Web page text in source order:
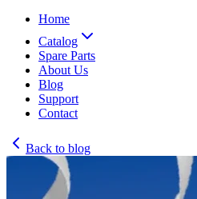
Home
Catalog
Spare Parts
About Us
Blog
Support
Contact
Back to blog